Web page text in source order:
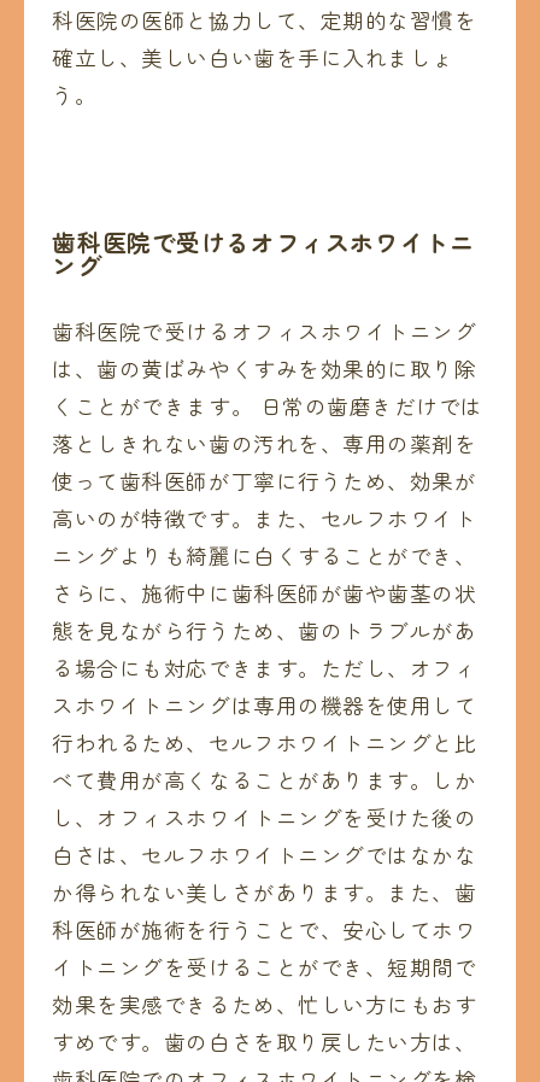
科医院の医師と協力して、定期的な習慣を
確立し、美しい白い歯を手に入れましょ
う。
歯科医院で受けるオフィスホワイトニ
ング
歯科医院で受けるオフィスホワイトニング
は、歯の黄ばみやくすみを効果的に取り除
くことができます。 日常の歯磨きだけでは
落としきれない歯の汚れを、専用の薬剤を
使って歯科医師が丁寧に行うため、効果が
高いのが特徴です。また、セルフホワイト
ニングよりも綺麗に白くすることができ、
さらに、施術中に歯科医師が歯や歯茎の状
態を見ながら行うため、歯のトラブルがあ
る場合にも対応できます。ただし、オフィ
スホワイトニングは専用の機器を使用して
行われるため、セルフホワイトニングと比
べて費用が高くなることがあります。しか
し、オフィスホワイトニングを受けた後の
白さは、セルフホワイトニングではなかな
か得られない美しさがあります。また、歯
科医師が施術を行うことで、安心してホワ
イトニングを受けることができ、短期間で
効果を実感できるため、忙しい方にもおす
すめです。歯の白さを取り戻したい方は、